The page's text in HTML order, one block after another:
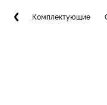
Комплектующие